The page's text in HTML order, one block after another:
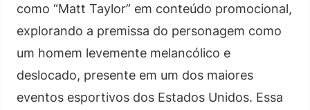
como “Matt Taylor” em conteúdo promocional,
explorando a premissa do personagem como
um homem levemente melancólico e
deslocado, presente em um dos maiores
eventos esportivos dos Estados Unidos. Essa